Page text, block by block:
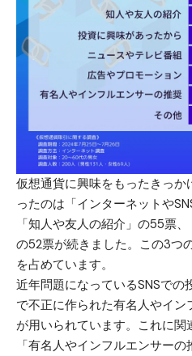
仮想通貨に興味をもったきっ
ったのは「インターネットや
「知人や友人の紹介」の55票
の52票が続きました。この3つ
を占めています。
近年問題になっているSNSでの
で不正に作られた有名人やイ
が用いられています。これに関
「有名人やインフルエンサー